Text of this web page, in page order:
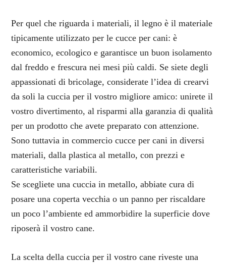
Per quel che riguarda i materiali, il legno è il materiale
tipicamente utilizzato per le cucce per cani: è
economico, ecologico e garantisce un buon isolamento
dal freddo e frescura nei mesi più caldi. Se siete degli
appassionati di bricolage, considerate l’idea di crearvi
da soli la cuccia per il vostro migliore amico: unirete il
vostro divertimento, al risparmi alla garanzia di qualità
per un prodotto che avete preparato con attenzione.
Sono tuttavia in commercio cucce per cani in diversi
materiali, dalla plastica al metallo, con prezzi e
caratteristiche variabili.
Se scegliete una cuccia in metallo, abbiate cura di
posare una coperta vecchia o un panno per riscaldare
un poco l’ambiente ed ammorbidire la superficie dove
riposerà il vostro cane.
La scelta della cuccia per il vostro cane riveste una